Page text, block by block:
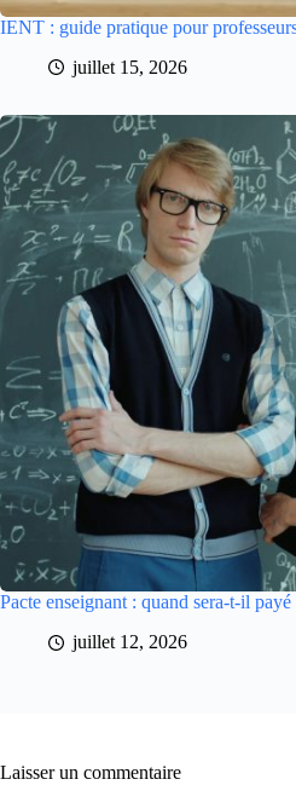
IENT : guide pratique pour
juillet 15, 2026
Pacte enseignant : quand sera-t-il payé
juillet 12, 2026
Laisser un commentaire